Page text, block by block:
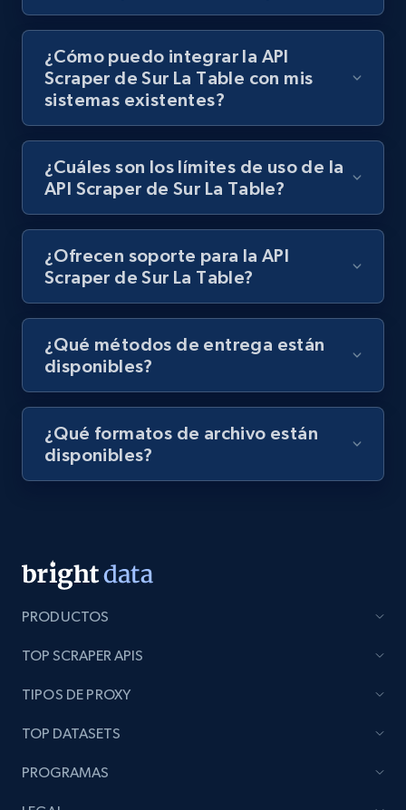
Lazada - Products - Discover products by
keyword
URL, Title, Rating, Reviews, Initial price, Final
price, Currency, Stock, and more.
992+ 165+ Prueba gratuita
Lazada - Products - Discover products by
category URL or brand URL
URL, Title, Rating, Reviews, Initial price, Final
price, Currency, Stock, and more.
992+ 165+ Prueba gratuita
Lazada - Products - Discover products by
Lazada - Products - Discover products by
URL, Title, Rating, Reviews, Initial price, Final
¿Cómo puedo integrar la API
Scraper de Sur La Table con mis
sistemas existentes?
¿Cuáles son los límites de uso de la
API Scraper de Sur La Table?
¿Ofrecen soporte para la API
Scraper de Sur La Table?
¿Qué métodos de entrega están
disponibles?
¿Qué formatos de archivo están
disponibles?
PRODUCTOS
TOP SCRAPER APIS
TIPOS DE PROXY
TOP DATASETS
PROGRAMAS